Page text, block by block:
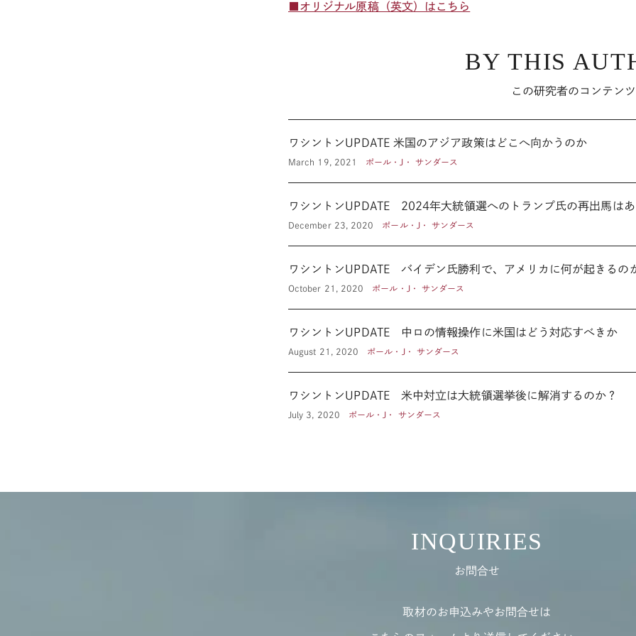
■オリジナル原稿（英文）はこちら
BY THIS
この研究者のコンテンツ
ワシントンUPDATE 米国のアジア政策はどこへ向かうのか
March 19, 2021 ポール・J・ サンダース
ワシントンUPDATE 2024年大統領選へのトランプ氏の再出馬はあ
December 23, 2020 ポール・J・ サンダース
ワシントンUPDATE バイデン氏勝利で、アメリカに何が起きるの
October 21, 2020 ポール・J・ サンダース
ワシントンUPDATE 中ロの情報操作に米国はどう対応すべきか
August 21, 2020 ポール・J・ サンダース
ワシントンUPDATE 米中対立は大統領選挙後に解消するのか？
July 3, 2020 ポール・J・ サンダース
INQUIRIES
お問合せ
取材のお申込みやお問合せは